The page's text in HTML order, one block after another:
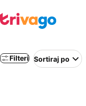
Filteri Sortiraj po